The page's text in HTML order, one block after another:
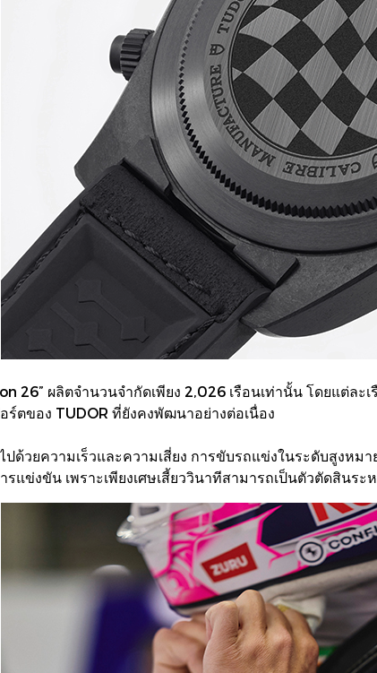
26” ผลิตจำนวนจำกัดเพียง 2,026 เรือนเท่านั้น โดยแต่ล
ร์ตของ TUDOR ที่ยังคงพัฒนาอย่างต่อเนื่อง
ปด้วยความเร็วและความเสี่ยง การขับรถแข่งในระดับสูง
รแข่งขัน เพราะเพียงเศษเสี้ยววินาทีสามารถเป็นตัวตัดสินร